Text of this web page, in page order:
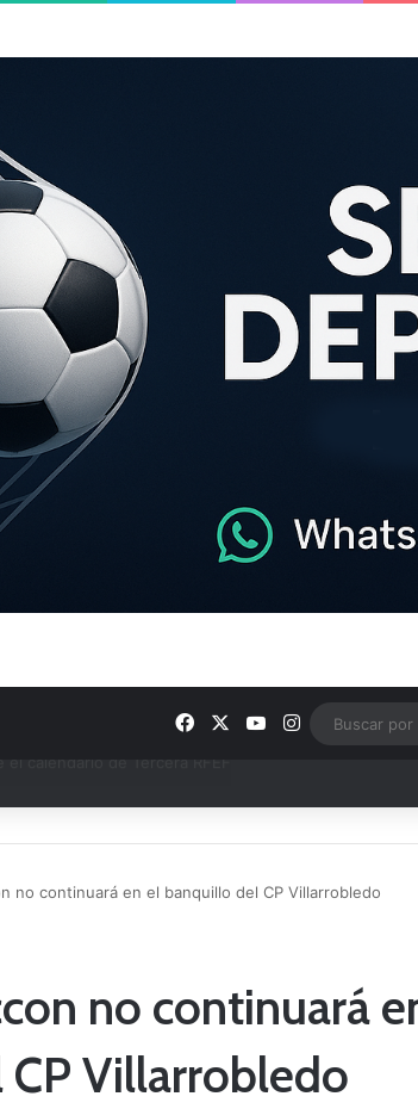
FacebookYouTube
Instagram
no continuará en el banquillo del CP Villarrobledo
no continuará
Villarrobledo